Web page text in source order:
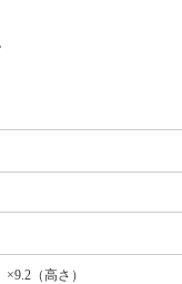
（高さ）